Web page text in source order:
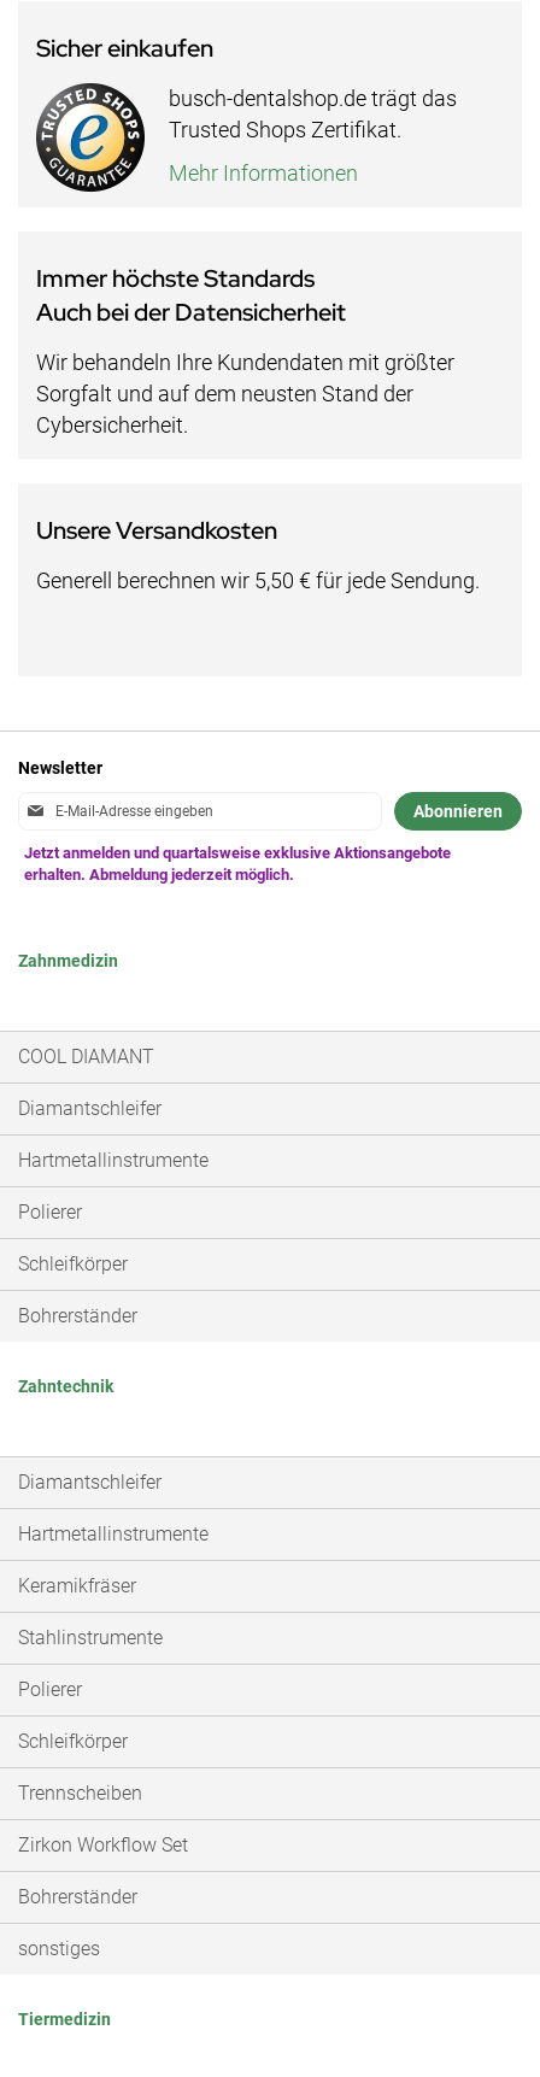
Sicher einkaufen
busch-dentalshop.de trägt das
Trusted Shops Zertifikat.
Mehr Informationen
Immer höchste Standards
Auch bei der Datensicherheit
Wir behandeln Ihre Kundendaten mit größter
Sorgfalt und auf dem neusten Stand der
Cybersicherheit.
Unsere Versandkosten
Generell berechnen wir 5,50 € für jede Sendung.
Newsletter
Anmeldung
Newsletter:
Abonnieren
Zahnmedizin
COOL DIAMANT
Diamantschleifer
Hartmetallinstrumente
Polierer
Schleifkörper
Bohrerständer
Zahntechnik
Diamantschleifer
Hartmetallinstrumente
Keramikfräser
Stahlinstrumente
Polierer
Schleifkörper
Trennscheiben
Zirkon Workflow Set
Bohrerständer
sonstiges
Tiermedizin